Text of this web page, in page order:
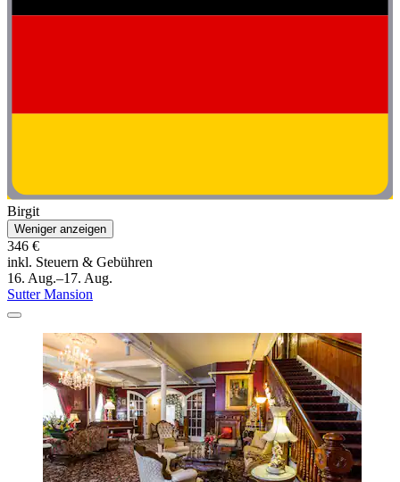
Birgit
Weniger anzeigen
346 €
inkl. Steuern & Gebühren
16. Aug.–17. Aug.
Sutter Mansion